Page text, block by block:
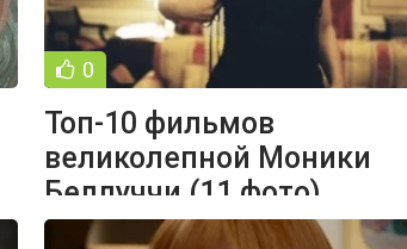
0
Топ-10 фильмов
великолепной Моники
Беллуччи (11 фото)